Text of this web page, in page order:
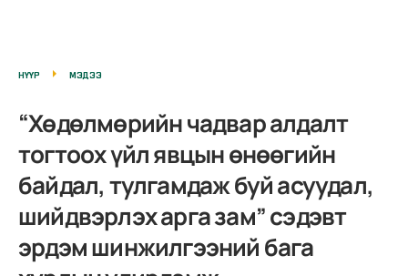
НҮҮР МЭДЭЭ
“Хөдөлмөрийн чадвар алдалт
тогтоох үйл явцын өнөөгийн
байдал, тулгамдаж буй асуудал,
шийдвэрлэх арга зам” сэдэвт
эрдэм шинжилгээний бага